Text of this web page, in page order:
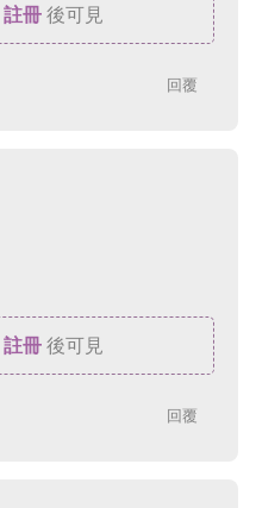
註冊後可見
回覆
註冊後可見
回覆